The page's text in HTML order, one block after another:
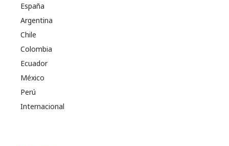
España
Argentina
Chile
Colombia
Ecuador
México
Perú
Internacional